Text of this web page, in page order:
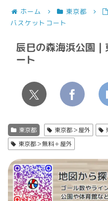
ホーム 東京都
バスケットコート
辰巳の森海浜公園 |
ート
東京都 東京都＞屋外
東京都＞無料＋屋外